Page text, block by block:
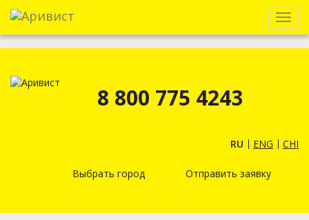
Menu
8 800 775 4243
RU ENG CHI
Выбрать город Отправить заявку